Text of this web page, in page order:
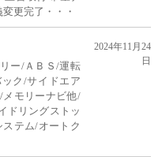
更完了・・・
ー/ＡＢＳ/運転
ク/サイドエア
モリーナビ他/
ドリングストッ
テム/オートク
2024年11月24
日